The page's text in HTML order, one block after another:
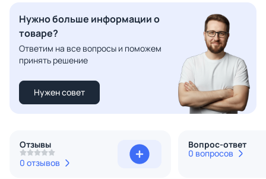
Нужно больше информации о
товаре?
Ответим на все вопросы и поможем
принять решение
Нужен совет
Отзывы
0 отзывов
Вопрос-ответ
0 вопросов